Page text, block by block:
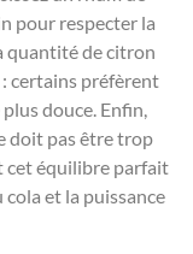
pour respecter la
quantité de citron
certains préfèrent
douce. Enfin,
doit pas être trop
cet équilibre parfait
et la puissance